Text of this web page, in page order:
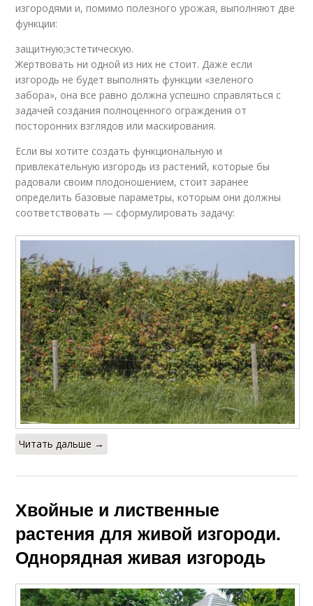
изгородями и, помимо полезного урожая, выполняют две
функции:
защитную;эстетическую.
Жертвовать ни одной из них не стоит. Даже если
изгородь не будет выполнять функции «зеленого
забора», она все равно должна успешно справляться с
задачей создания полноценного ограждения от
посторонних взглядов или маскирования.
Если вы хотите создать функциональную и
привлекательную изгородь из растений, которые бы
радовали своим плодоношением, стоит заранее
определить базовые параметры, которым они должны
соответствовать — сформулировать задачу:
Читать дальше →
Хвойные и лиственные
растения для живой изгороди.
Однорядная живая изгородь